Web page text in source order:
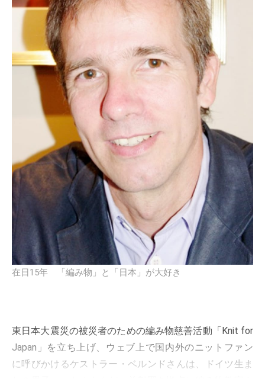
在日15年 「編み物」と「日本」が大好き
東日本大震災の被災者のための編み物慈善活動「Knit for
Japan」を立ち上げ、ウェブ上で国内外のニットファン
に呼びかけるケストラー・ベルンドさんは、ドイツ生ま